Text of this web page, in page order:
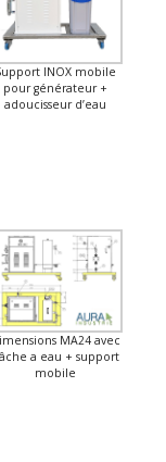
INOX mobile
pour générateur +
adoucisseur d’eau
MA24 avec
a eau + support
mobile